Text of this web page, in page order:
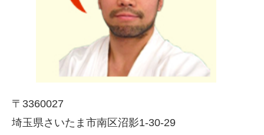
〒3360027
埼玉県さいたま市南区沼影1-30-29